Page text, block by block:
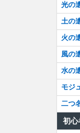
光の
土の
火の
風の
水の
モジ
二つ
初心